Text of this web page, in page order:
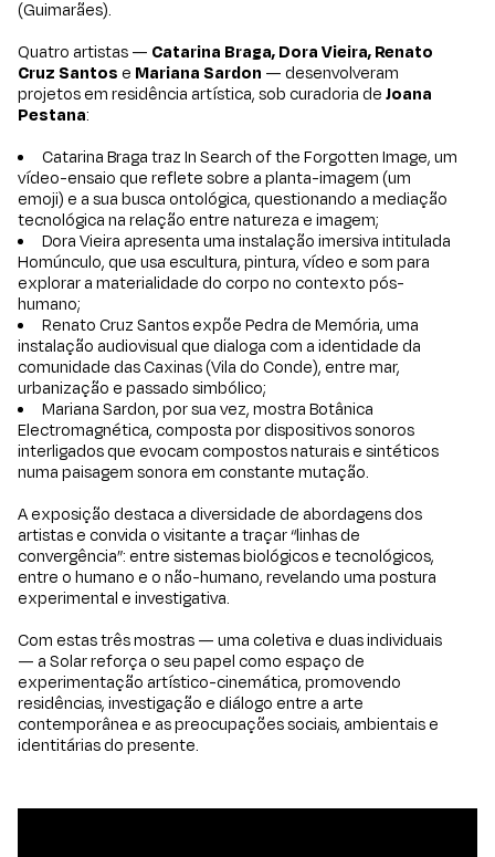
(Guimarães).
Quatro artistas — Catarina Braga, Dora Vieira, Renato
Cruz Santos e Mariana Sardon — desenvolveram
projetos em residência artística, sob curadoria deJoana
Pestana:
Catarina Braga traz In Search of the Forgotten Image, um
vídeo-ensaio que reflete sobre a planta-imagem (um
emoji) e a sua busca ontológica, questionando a mediação
tecnológica na relação entre natureza e imagem;
Dora Vieira apresenta uma instalação imersiva intitulada
Homúnculo, que usa escultura, pintura, vídeo e som para
explorar a materialidade do corpo no contexto pós-
humano;
Renato Cruz Santos expõe Pedra de Memória, uma
instalação audiovisual que dialoga com a identidade da
comunidade das Caxinas (Vila do Conde), entre mar,
urbanização e passado simbólico;
Mariana Sardon, por sua vez, mostra Botânica
Electromagnética, composta por dispositivos sonoros
interligados que evocam compostos naturais e sintéticos
numa paisagem sonora em constante mutação.
A exposição destaca a diversidade de abordagens dos
artistas e convida o visitante a traçar “linhas de
convergência”: entre sistemas biológicos e tecnológicos,
entre o humano e o não-humano, revelando uma postura
experimental e investigativa.
Com estas três mostras — uma coletiva e duas individuais
— a Solar reforça o seu papel como espaço de
experimentação artístico-cinemática, promovendo
residências, investigação e diálogo entre a arte
contemporânea e as preocupações sociais, ambientais e
identitárias do presente.